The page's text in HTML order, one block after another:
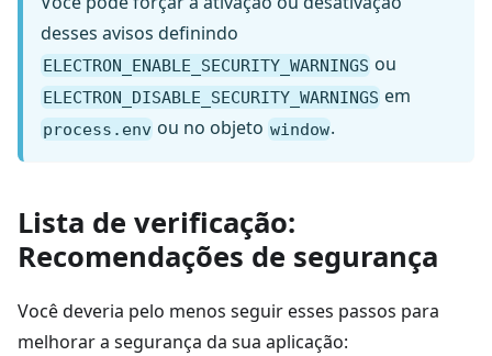
desses avisos definindo
ELECTRON_ENABLE_SECURITY_WARNINGS ou
ELECTRON_DISABLE_SECURITY_WARNINGS em
process.env ou no objeto window.
Lista de verificação:
Recomendações de segurança
Você deveria pelo menos seguir esses passos para
melhorar a segurança da sua aplicação: